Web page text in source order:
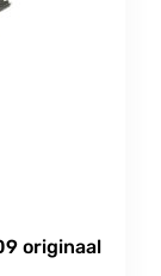
originaal